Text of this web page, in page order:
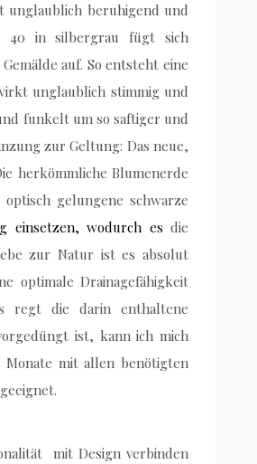
beruhigend und
40 in silbergrau fügt sich
auf. So entsteht eine
unglaublich stimmig und
funkelt um so saftiger und
zur Geltung: Das neue,
herkömmliche Blumenerde
gelungene schwarze
einsetzen, wodurch esdie
zur Natur ist es absolut
optimale Drainagefähigkeit
regt die darin enthaltene
ist, kann ich mich
mit allen benötigten
mit Design verbinden